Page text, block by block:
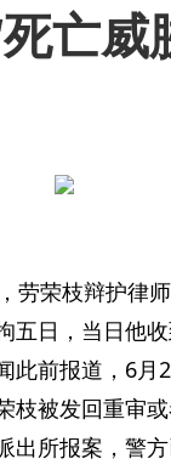
亡
劳荣枝辩护律
五日，当日他
此前报道，6月
枝被发回重审
出所报案，警